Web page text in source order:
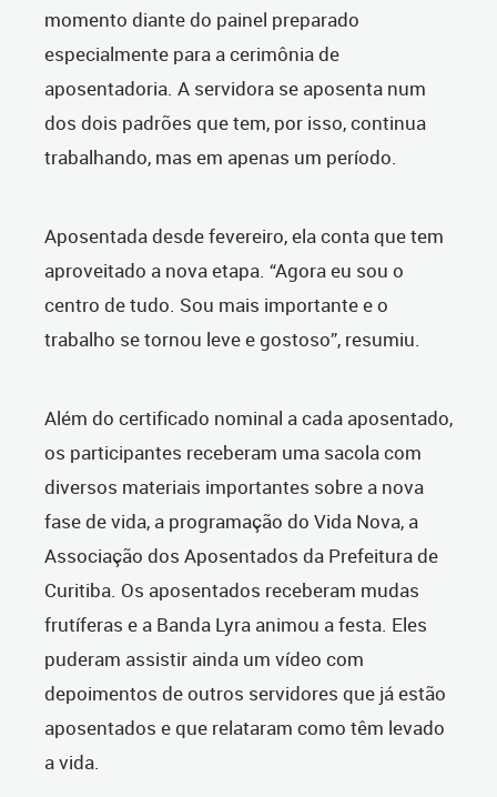
momento diante do painel preparado
especialmente para a cerimônia de
aposentadoria. A servidora se aposenta num
dos dois padrões que tem, por isso, continua
trabalhando, mas em apenas um período.
Aposentada desde fevereiro, ela conta que tem
aproveitado a nova etapa. “Agora eu sou o
centro de tudo. Sou mais importante e o
trabalho se tornou leve e gostoso”, resumiu.
Além do certificado nominal a cada aposentado,
os participantes receberam uma sacola com
diversos materiais importantes sobre a nova
fase de vida, a programação do Vida Nova, a
Associação dos Aposentados da Prefeitura de
Curitiba. Os aposentados receberam mudas
frutíferas e a Banda Lyra animou a festa. Eles
puderam assistir ainda um vídeo com
depoimentos de outros servidores que já estão
aposentados e que relataram como têm levado
a vida.